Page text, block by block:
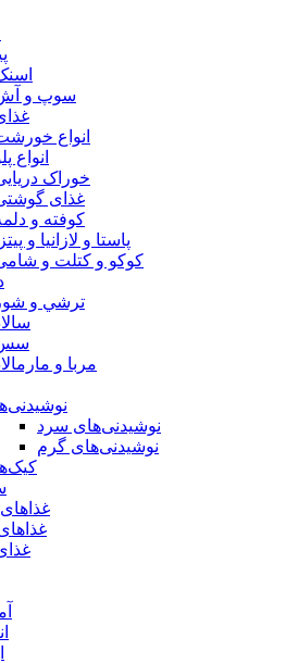
سوپ و
انواع
انواع
خوراک
غذای
كوفته و
پاستا و لازانيا و پيتزا
کوکو و کتلت و
ترشي و شور
مربا و
نوشیدنی‌های سرد
نوشیدنی‌های گرم